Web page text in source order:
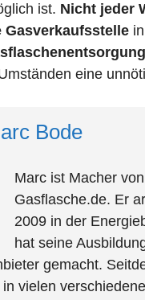
ist. Nicht jeder
Gasverkaufsstelle
eine
Bode
Marc ist Macher von
Gasflasche.de. Er
2009 in der
hat seine
gemacht.
vielen